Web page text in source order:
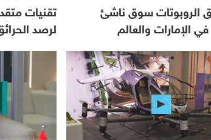
الروبوتات سوق ناشئ
الإمارات والعالم
تقنيات
لرصد